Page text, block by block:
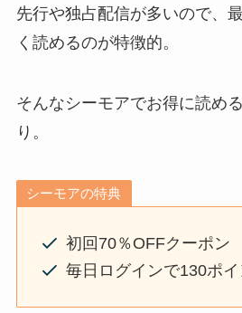
先行や独占配信が多いので、
く読めるのが特徴的。
そんなシーモアでお得に読め
り。
シーモアの特典
初回70％OFFクーポン
毎日ログインで130ポイ